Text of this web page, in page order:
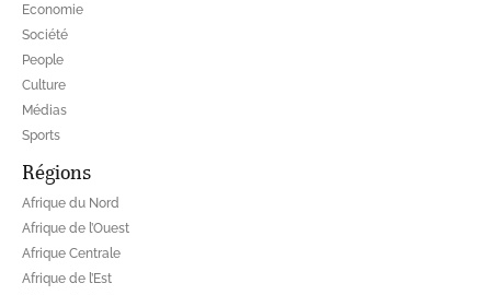
Economie
Société
People
Culture
Médias
Sports
Régions
Afrique du Nord
Afrique de l’Ouest
Afrique Centrale
Afrique de l’Est